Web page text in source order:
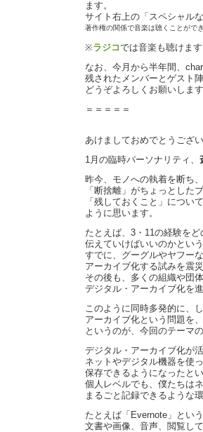
ます。
サイト右上の「スペシャル
著作権の関係で音楽は聴くことがで
※ラジコでは音楽も聴けま
なお、今月から半年間、
残されたメンバーとゲスト
どうぞよろしくお願いしま
＝＝＝＝＝
あけましておめでとうござ
1月の臨時パーソナリティ、
昨今、モノへの執着を断ち
「断捨離」がちょっとした
「残しておくこと」につい
ように思います。
たとえば、3・11の経験を
伝えていけばいいのかとい
すでに、グーグルやヤフー
アーカイブ化する試みを震
その後も、多くの組織や団
デジタル・アーカイブ化を
このように同時多発的に、
アーカイブ化という問題を
というのが、今回のテーマ
デジタル・アーカイブ化が
ネットやデジタル機器を使
保存できるようになったと
個人レベルでも、僕たちは
まるごと記録できるような
たとえば「Evernote」とい
文書や画像、音声、閲覧し